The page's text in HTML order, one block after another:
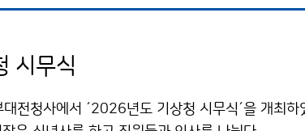
시무식
전청사에서 ´2026년도 기상청 시무식´을 개최하